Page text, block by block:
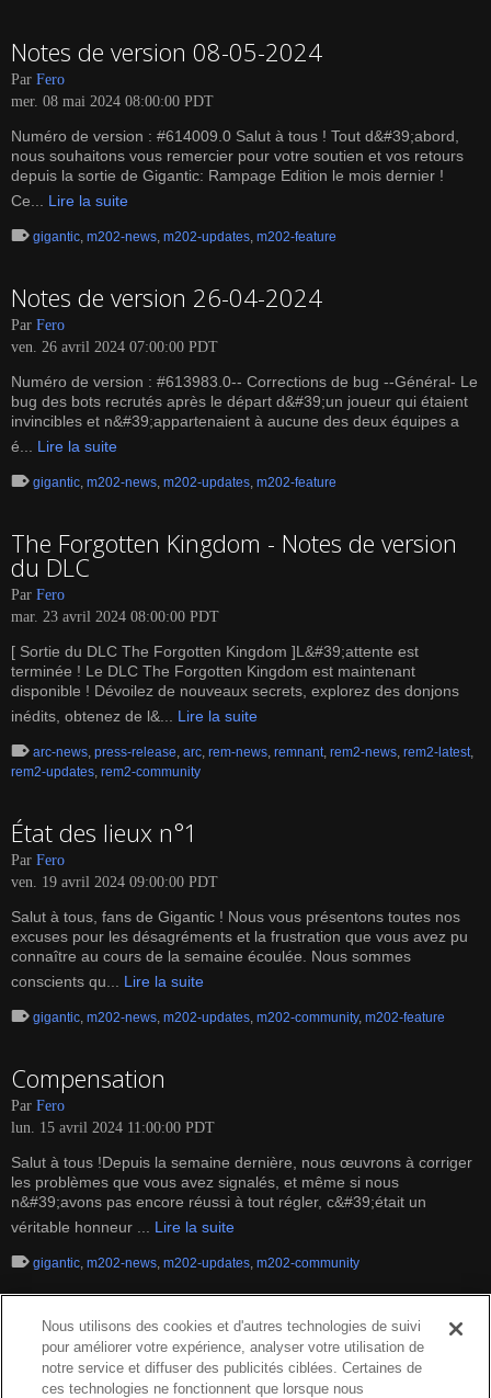
Notes de version 08-05-2024
Par Fero
mer. 08 mai 2024 08:00:00 PDT
Numéro de version : #614009.0 Salut à tous ! Tout d&#39;abord,
nous souhaitons vous remercier pour votre soutien et vos retours
depuis la sortie de Gigantic: Rampage Edition le mois dernier !
Ce... Lire la suite
gigantic, m202-news, m202-updates, m202-feature
Notes de version 26-04-2024
Par Fero
ven. 26 avril 2024 07:00:00 PDT
Numéro de version : #613983.0-- Corrections de bug --Général- Le
bug des bots recrutés après le départ d&#39;un joueur qui étaient
invincibles et n&#39;appartenaient à aucune des deux équipes a
é... Lire la suite
gigantic, m202-news, m202-updates, m202-feature
The Forgotten Kingdom - Notes de version
du DLC
Par Fero
mar. 23 avril 2024 08:00:00 PDT
[ Sortie du DLC The Forgotten Kingdom ]L&#39;attente est
terminée ! Le DLC The Forgotten Kingdom est maintenant
disponible ! Dévoilez de nouveaux secrets, explorez des donjons
inédits, obtenez de l&... Lire la suite
arc-news, press-release, arc, rem-news, remnant, rem2-news, rem2-latest,
rem2-updates, rem2-community
État des lieux n°1
Par Fero
ven. 19 avril 2024 09:00:00 PDT
Salut à tous, fans de Gigantic ! Nous vous présentons toutes nos
excuses pour les désagréments et la frustration que vous avez pu
connaître au cours de la semaine écoulée. Nous sommes
conscients qu... Lire la suite
gigantic, m202-news, m202-updates, m202-community, m202-feature
Compensation
Par Fero
lun. 15 avril 2024 11:00:00 PDT
Salut à tous !Depuis la semaine dernière, nous œuvrons à corriger
les problèmes que vous avez signalés, et même si nous
n&#39;avons pas encore réussi à tout régler, c&#39;était un
véritable honneur ... Lire la suite
gigantic, m202-news, m202-updates, m202-community
Nous utilisons des cookies et d'autres technologies de suivi
pour améliorer votre expérience, analyser votre utilisation de
notre service et diffuser des publicités ciblées. Certaines de
ces technologies ne fonctionnent que lorsque nous